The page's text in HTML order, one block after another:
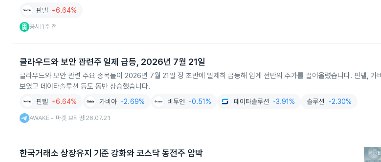
핀텔 +6.64%
공시 |1주 전
클라우드와 보안 관련주 일제 급등, 2026년 7월 21일
클라우드와 보안 관련 주요 종목들이 2026년 7월 21일 장 초반에 일제히 급등해 업계 전반의 주가를 끌어올렸습니다. 핀텔,
보였고 데이타솔루션 등도 동반 상승했습니다.
핀텔 +6.64% 가비아 -2.69% 비투엔 -0.51% 데이타솔루션 -3.91% 솔루션 -2.30%
AWAKE - 마켓 브리핑 26.07.21
한국거래소 상장유지 기준 강화와 코스닥 동전주 압박